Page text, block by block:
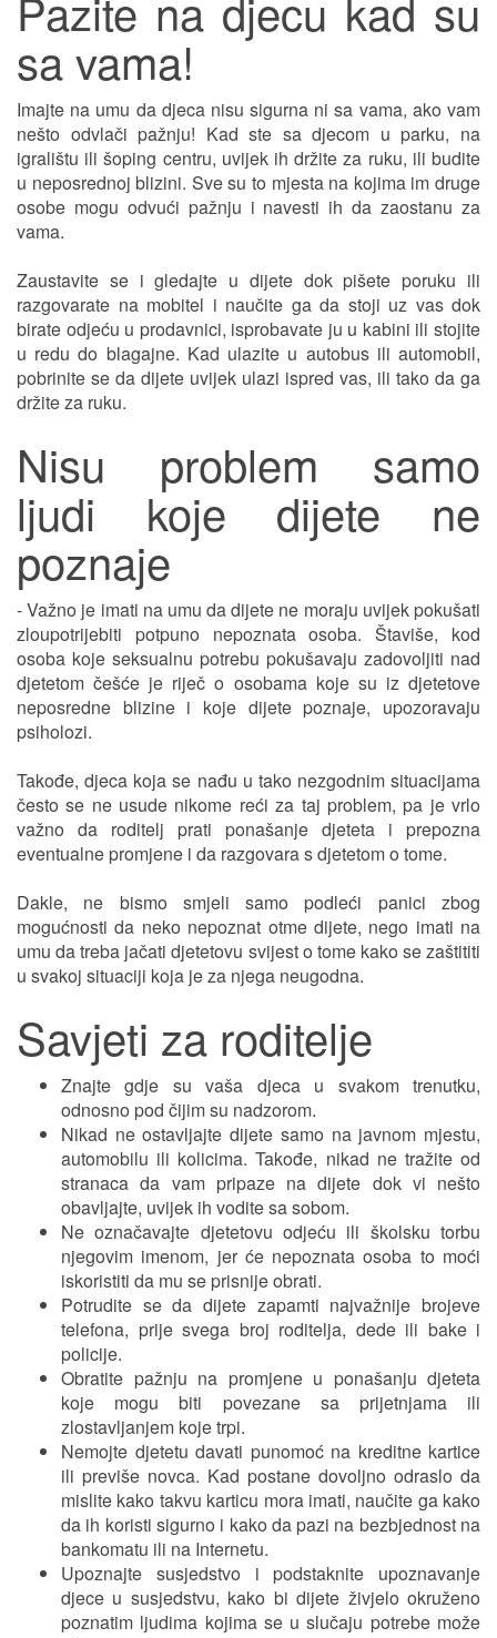
sa vama!
Imajte na umu da djeca nisu sigurna ni sa vama, ako vam
nešto odvlači pažnju! Kad ste sa djecom u parku, na
igralištu ili šoping centru, uvijek ih držite za ruku, ili budite
u neposrednoj blizini. Sve su to mjesta na kojima im druge
osobe mogu odvući pažnju i navesti ih da zaostanu za
vama.
Zaustavite se i gledajte u dijete dok pišete poruku ili
razgovarate na mobitel i naučite ga da stoji uz vas dok
birate odjeću u prodavnici, isprobavate ju u kabini ili stojite
u redu do blagajne. Kad ulazite u autobus ili automobil,
pobrinite se da dijete uvijek ulazi ispred vas, ili tako da ga
držite za ruku.
Nisu problem samo
ljudi koje dijete ne
poznaje
- Važno je imati na umu da dijete ne moraju uvijek pokušati
zloupotrijebiti potpuno nepoznata osoba. Štaviše, kod
osoba koje seksualnu potrebu pokušavaju zadovoljiti nad
djetetom češće je riječ o osobama koje su iz djetetove
neposredne blizine i koje dijete poznaje, upozoravaju
psiholozi.
Takođe, djeca koja se nađu u tako nezgodnim situacijama
često se ne usude nikome reći za taj problem, pa je vrlo
važno da roditelj prati ponašanje djeteta i prepozna
eventualne promjene i da razgovara s djetetom o tome.
Dakle, ne bismo smjeli samo podleći panici zbog
mogućnosti da neko nepoznat otme dijete, nego imati na
umu da treba jačati djetetovu svijest o tome kako se zaštititi
u svakoj situaciji koja je za njega neugodna.
Savjeti za roditelje
Znajte gdje su vaša djeca u svakom trenutku,
odnosno pod čijim su nadzorom.
Nikad ne ostavljajte dijete samo na javnom mjestu,
automobilu ili kolicima. Takođe, nikad ne tražite od
stranaca da vam pripaze na dijete dok vi nešto
obavljajte, uvijek ih vodite sa sobom.
Ne označavajte djetetovu odjeću ili školsku torbu
njegovim imenom, jer će nepoznata osoba to moći
iskoristiti da mu se prisnije obrati.
Potrudite se da dijete zapamti najvažnije brojeve
telefona, prije svega broj roditelja, dede ili bake i
policije.
Obratite pažnju na promjene u ponašanju djeteta
koje mogu biti povezane sa prijetnjama ili
zlostavljanjem koje trpi.
Nemojte djetetu davati punomoć na kreditne kartice
ili previše novca. Kad postane dovoljno odraslo da
mislite kako takvu karticu mora imati, naučite ga kako
da ih koristi sigurno i kako da pazi na bezbjednost na
bankomatu ili na Internetu.
Upoznajte susjedstvo i podstaknite upoznavanje
djece u susjedstvu, kako bi dijete živjelo okruženo
poznatim ljudima kojima se u slučaju potrebe može